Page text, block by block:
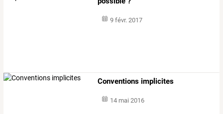
9 févr. 2017
Conventions implicites
14 mai 2016